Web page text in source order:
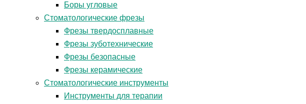
Боры угловые
Стоматологические фрезы
Фрезы твердосплавные
Фрезы зуботехнические
Фрезы безопасные
Фрезы керамические
Стоматологические инструменты
Инструменты для терапии